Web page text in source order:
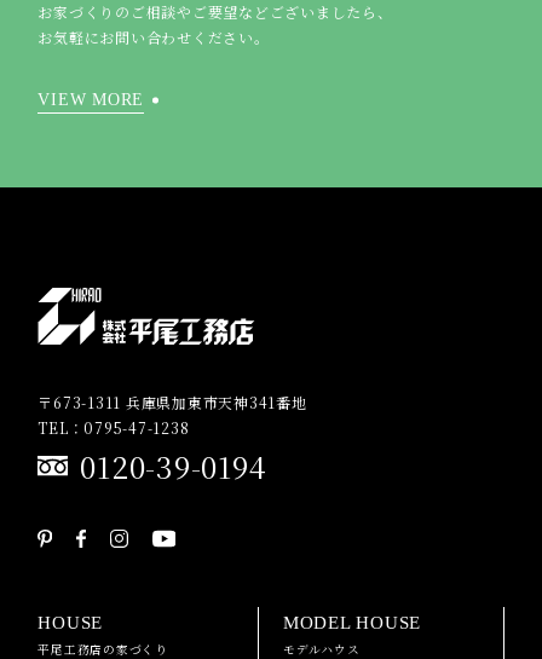
お家づくりのご相談やご要望などございましたら、
お気軽にお問い合わせください。
VIEW MORE
〒673-1311 兵庫県加東市天神341番地
TEL：0795-47-1238
0120-39-0194
HOUSE
平尾工務店の家づくり
MODEL HOUSE
モデルハウス